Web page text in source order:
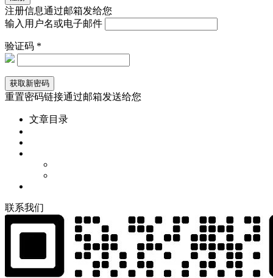
注册信息通过邮箱发给您
输入用户名或电子邮件
验证码 *
重置密码链接通过邮箱发送给您
文章目录
联系我们